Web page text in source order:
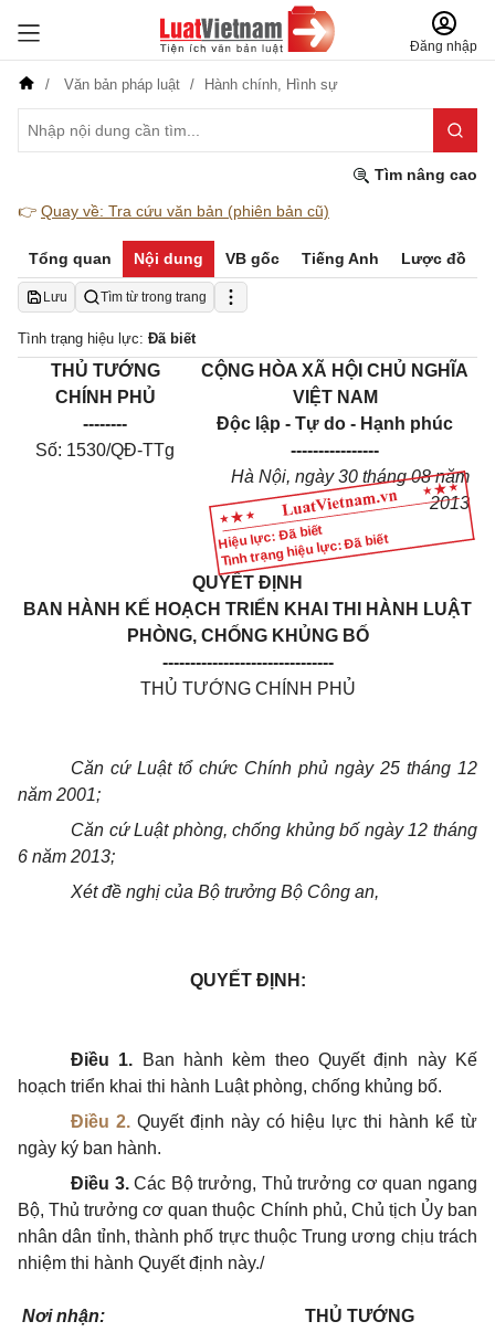
Đăng nhập
Văn bản pháp luật Hành chính, Hình sự
Tìm nâng cao
👉 Quay về: Tra cứu văn bản (phiên bản cũ)
Tổng quan Nội dung VB gốc Tiếng Anh Lược đồ
Lưu Tìm từ trong trang
Tình trạng hiệu lực: Đã biết
Hiệu lực: Đã biết
Tình trạng hiệu lực: Đã biết
THỦ TƯỚNG
CHÍNH PHỦ
--------
Số: 1530/QĐ-TTg
CỘNG HÒA XÃ HỘI CHỦ NGHĨA
VIỆT NAM
Độc lập - Tự do - Hạnh phúc
----------------
Hà Nội, ngày 30 tháng 08 năm
2013
QUYẾT ĐỊNH
BAN HÀNH KẾ HOẠCH TRIỂN KHAI THI HÀNH LUẬT
PHÒNG, CHỐNG KHỦNG BỐ
-------------------------------
THỦ TƯỚNG CHÍNH PHỦ
Căn cứ Luật tổ chức Chính phủ ngày 25 tháng 12
năm 2001;
Căn cứ Luật phòng, chống khủng bố ngày 12 tháng
6 năm 2013;
Xét đề nghị của Bộ trưởng Bộ Công an,
QUYẾT ĐỊNH:
Điều 1. Ban hành kèm theo Quyết định này Kế
hoạch triển khai thi hành Luật phòng, chống khủng bố.
Điều 2.Quyết định này có hiệu lực thi hành kể từ
ngày ký ban hành.
Điều 3.Các Bộ trưởng, Thủ trưởng cơ quan ngang
Bộ, Thủ trưởng cơ quan thuộc Chính phủ, Chủ tịch Ủy ban
nhân dân tỉnh, thành phố trực thuộc Trung ương chịu trách
nhiệm thi hành Quyết định này./
Nơi nhận:
THỦ TƯỚNG